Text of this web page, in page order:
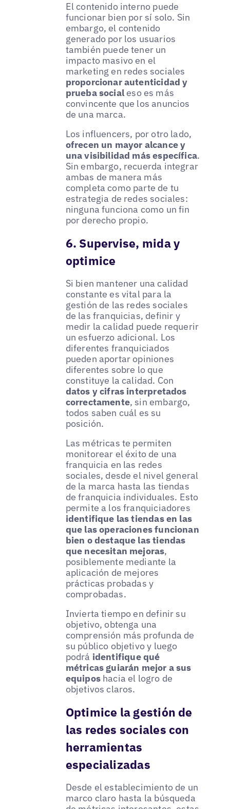
El contenido interno puede
funcionar bien por sí solo. Sin
embargo, el contenido
generado por los usuarios
también puede tener un
impacto masivo en el
marketing en redes sociales
proporcionar autenticidad y
prueba social eso es más
convincente que los anuncios
de una marca.
Los influencers, por otro lado,
ofrecen un mayor alcance y
una visibilidad más específica.
Sin embargo, recuerda integrar
ambas de manera más
completa como parte de tu
estrategia de redes sociales:
ninguna funciona como un fin
por derecho propio.
6. Supervise, mida y
optimice
Si bien mantener una calidad
constante es vital para la
gestión de las redes sociales
de las franquicias, definir y
medir la calidad puede requerir
un esfuerzo adicional. Los
diferentes franquiciados
pueden aportar opiniones
diferentes sobre lo que
constituye la calidad. Con
datos y cifras interpretados
correctamente, sin embargo,
todos saben cuál es su
posición.
Las métricas te permiten
monitorear el éxito de una
franquicia en las redes
sociales, desde el nivel general
de la marca hasta las tiendas
de franquicia individuales. Esto
permite a los franquiciadores
identifique las tiendas en las
que las operaciones funcionan
bien o destaque las tiendas
que necesitan mejoras,
posiblemente mediante la
aplicación de mejores
prácticas probadas y
comprobadas.
Invierta tiempo en definir su
objetivo, obtenga una
comprensión más profunda de
su público objetivo y luego
podrá identifique qué
métricas guiarán mejor a sus
equiposhacia el logro de
objetivos claros.
Optimice la gestión de
las redes sociales con
herramientas
especializadas
Desde el establecimiento de un
marco claro hasta la búsqueda